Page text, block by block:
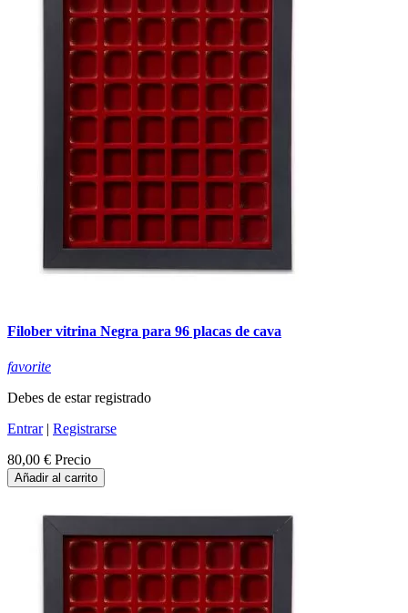
Filober vitrina Negra para 96 placas de cava
favorite
Debes de estar registrado
Entrar| Registrarse
80,00 € Precio
Añadir al carrito